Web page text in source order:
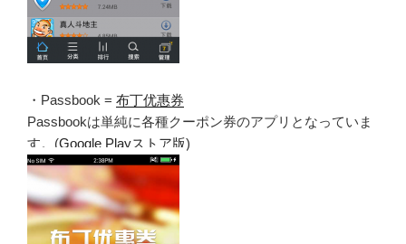
・Passbook = 布丁优惠券
Passbookは単純に各種クーポン券のアプリとなっていま
す。(Google Playストア版)